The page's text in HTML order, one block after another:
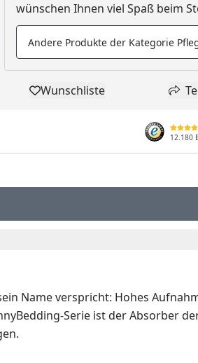
wünschen Ihnen viel Spaß beim
Andere Produkte der Kategorie
Produkt zur Wunschliste
Wunschliste
12.180
Name verspricht: Hohes
Serie ist der Absorber